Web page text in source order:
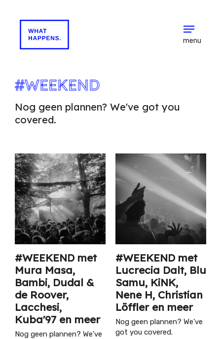
menu
#WEEKEND
Nog geen plannen? We've got you
covered.
#WEEKEND met
Mura Masa,
Bambi, Dudal &
de Roover,
Lacchesi,
Kuba'97 en meer
Nog geen plannen? We've
#WEEKEND met
Lucrecia Dalt, Blu
Samu, KiNK,
Nene H, Christian
Löffler en meer
Nog geen plannen? We've
got you covered.